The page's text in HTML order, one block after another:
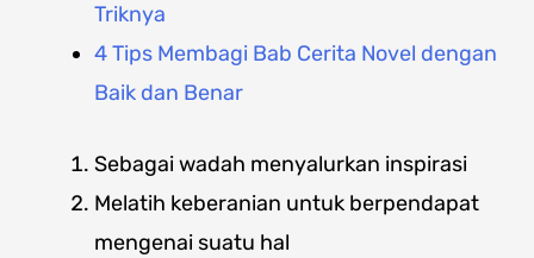
Triknya
4 Tips Membagi Bab Cerita Novel dengan
Baik dan Benar
Sebagai wadah menyalurkan inspirasi
Melatih keberanian untuk berpendapat
mengenai suatu hal